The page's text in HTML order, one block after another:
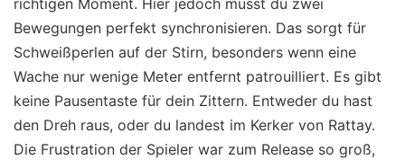
Bewegungen perfekt synchronisieren. Das sorgt für
Schweißperlen auf der Stirn, besonders wenn eine
Wache nur wenige Meter entfernt patrouilliert. Es gibt
keine Pausentaste für dein Zittern. Entweder du hast
den Dreh raus, oder du landest im Kerker von Rattay.
Die Frustration der Spieler war zum Release so groß,